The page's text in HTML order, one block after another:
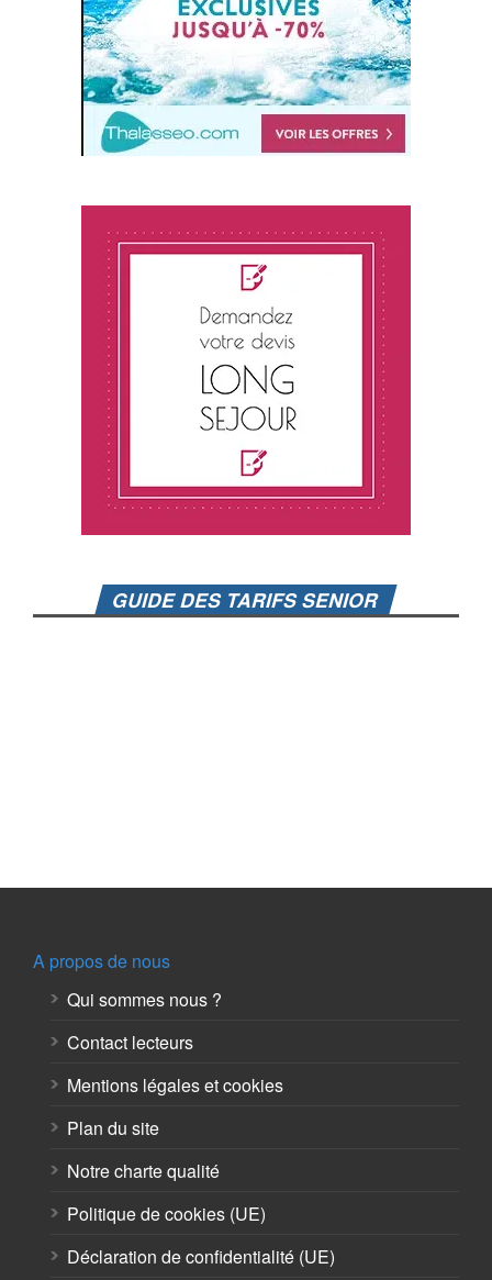
GUIDE DES TARIFS SENIOR
A propos de nous
Qui sommes nous ?
Contact lecteurs
Mentions légales et cookies
Plan du site
Notre charte qualité
Politique de cookies (UE)
Déclaration de confidentialité (UE)